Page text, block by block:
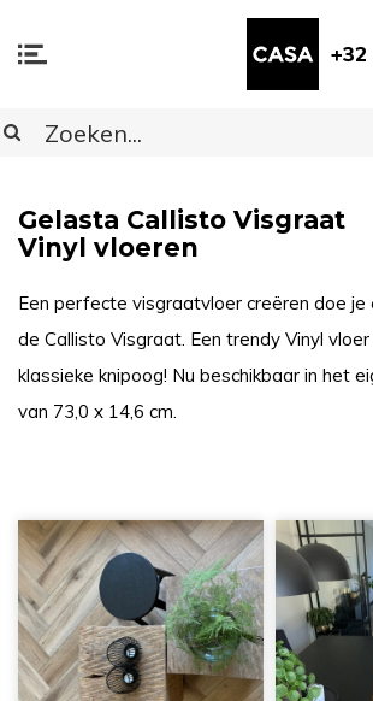
Gelasta Callisto Visgraat
Vinyl vloeren
Een perfecte visgraatvloer creëren doe je
de Callisto Visgraat. Een trendy Vinyl
klassieke knipoog! Nu beschikbaar in het
van 73,0 x 14,6 cm.